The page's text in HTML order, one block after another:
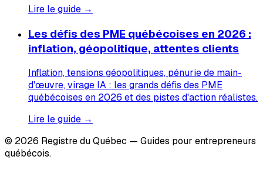
Lire le guide →
Les défis des PME québécoises en 2026 :
inflation, géopolitique, attentes clients
Inflation, tensions géopolitiques, pénurie de main-
d'œuvre, virage IA : les grands défis des PME
québécoises en 2026 et des pistes d'action réalistes.
Lire le guide →
© 2026 Registre du Québec — Guides pour entrepreneurs
québécois.